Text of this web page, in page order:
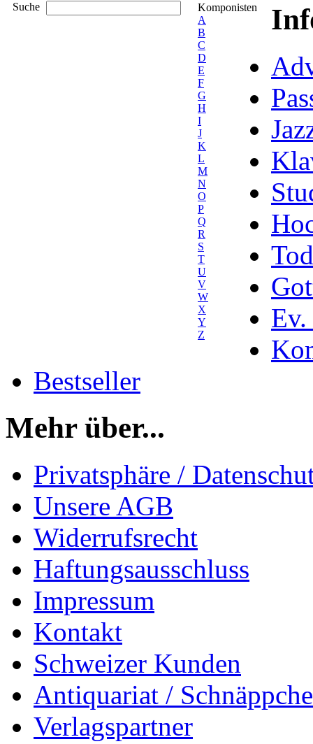
Suche
Komponisten
A
B
C
D
E
F
G
H
I
J
K
L
M
N
O
P
Q
R
S
T
U
V
W
X
Y
Z
Ev.
Bestseller
Mehr über...
Privatsphäre /
Unsere AGB
Widerrufsrecht
Haftungsausschluss
Impressum
Kontakt
Schweizer Kunden
Antiquariat /
Verlagspartner